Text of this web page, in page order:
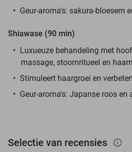
Geur-aroma's: sakura-bloesem
Shiawase (90 min)
Luxueuze behandeling met
massage, stoomritueel en
Stimuleert haargroei en
Geur-aroma's: Japanse roos en
Selectie van recensies info_outlined